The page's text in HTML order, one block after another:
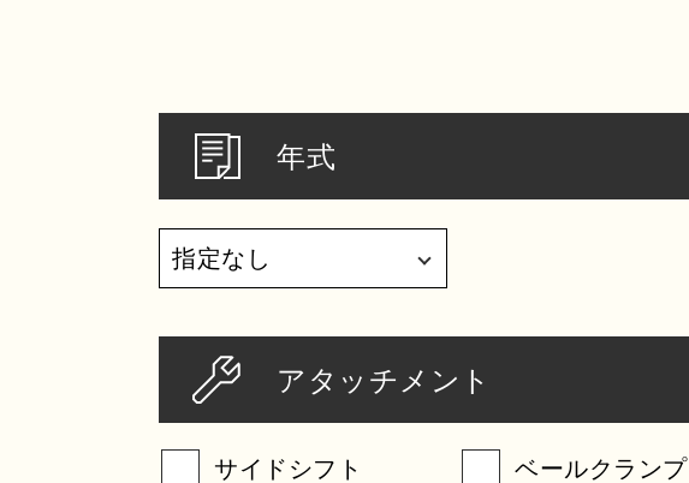
年式
アタッチメント
サイドシフト ベールクランプ